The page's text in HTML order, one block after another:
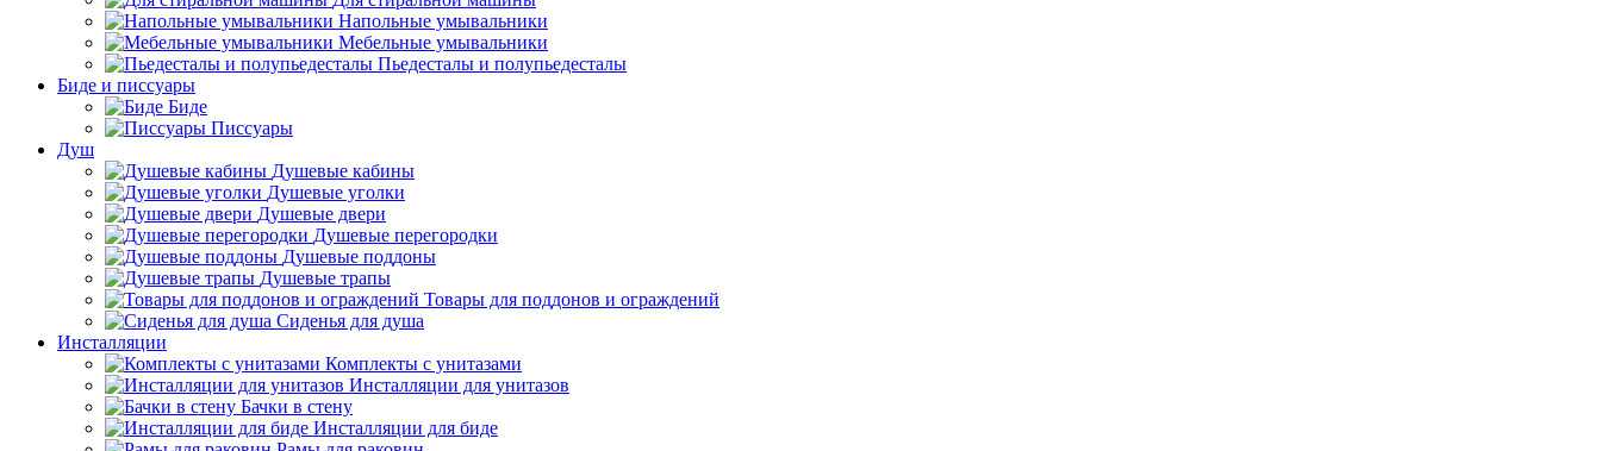
Напольные умывальники
Мебельные умывальники
Пьедесталы и полупьедесталы
Биде и писсуары
Биде
Писсуары
Душ
Душевые кабины
Душевые уголки
Душевые двери
Душевые перегородки
Душевые поддоны
Душевые трапы
Товары для поддонов и ограждений
Сиденья для душа
Инсталляции
Комплекты с унитазами
Инсталляции для унитазов
Бачки в стену
Инсталляции для биде